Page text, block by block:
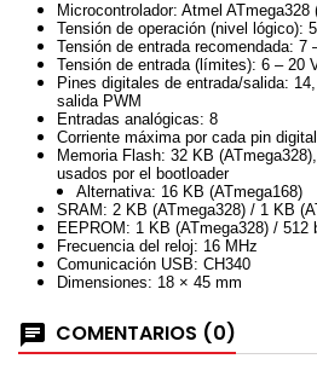
Microcontrolador: Atmel ATmega328
Tensión de operación (nivel lógico):
Tensión de entrada recomendada: 7
Tensión de entrada (límites): 6 – 20
Pines digitales de entrada/salida:
salida PWM
Entradas analógicas: 8
Corriente máxima por cada pin
Memoria Flash: 32 KB
usados por el bootloader
Alternativa: 16 KB (ATmega168)
SRAM: 2 KB (ATmega328) / 1 KB
EEPROM: 1 KB (ATmega328) / 512
Frecuencia del reloj: 16 MHz
Comunicación USB: CH340
Dimensiones: 18 × 45 mm
COMENTARIOS (0)